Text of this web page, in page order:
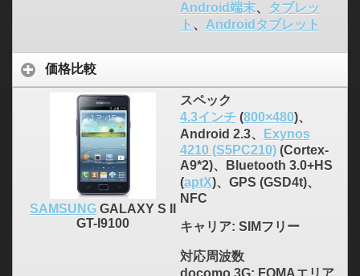
Android端末、
タブレッ
ト 、 Androidタブレット
価格比較
SAMSUNGGALAXY S II
GT-I9100
スペック
4.3インチ(800×480)、
Android 2.3、
Exynos
4210 (S5PC210)(Cortex-
A9*2)、Bluetooth 3.0+HS
(aptX)、GPS (GSD4t)、
NFC
キャリア: SIMフリー
対応周波数